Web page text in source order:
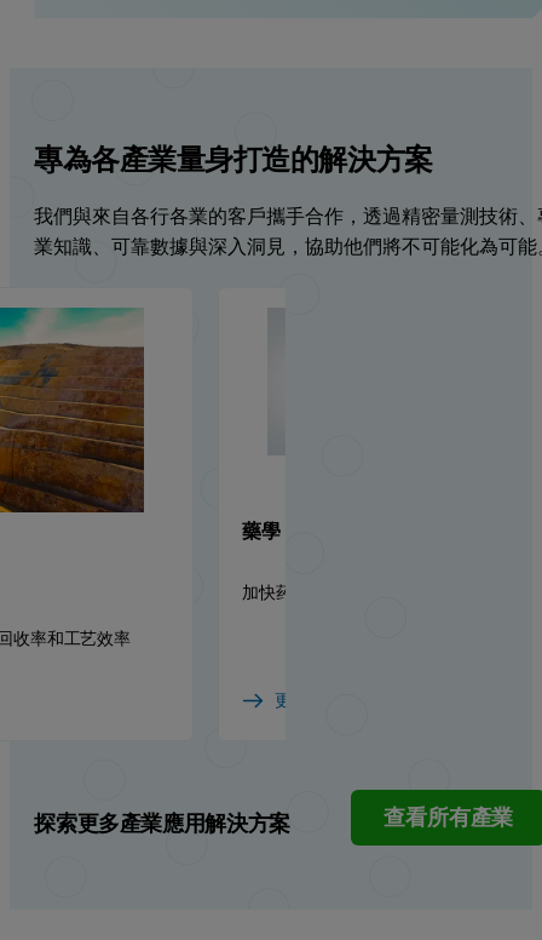
專為各產業量身打造的解決方案
我們與來自各行各業的客戶攜手合作，透過精密量測技術、
業知識、可靠數據與深入洞見，協助他們將不可能化為可能
收率和工艺效率
藥學
加快药品上市速度的物理化学见解
更多詳情
探索更多產業應用解決方案 查看所有產業